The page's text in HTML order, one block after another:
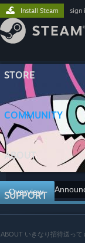
STORE
COMMUNITY
ABOUT
SUPPORT
Install Steam sign
Overview
ABOUT いきなり招待送って